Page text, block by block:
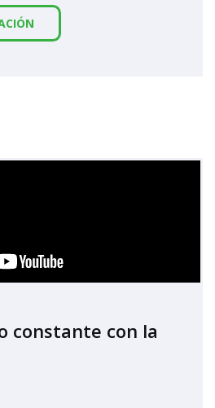
constante con la